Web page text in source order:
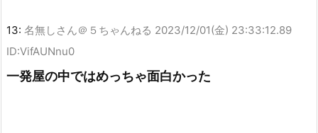
13: 名無しさん＠５ちゃんねる 2023/12/01(金) 23:33:12.89
ID:VifAUNnu0
一発屋の中ではめっちゃ面白かった